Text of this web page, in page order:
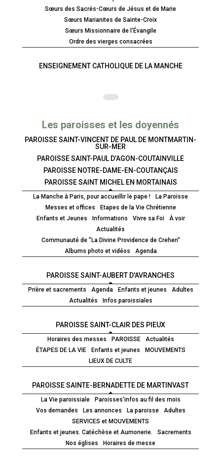
Sœurs des Sacrés-Cœurs de Jésus et de Marie
Sœurs Marianites de Sainte-Croix
Sœurs Missionnaire de l'Évangile
Ordre des vierges consacrées
ENSEIGNEMENT CATHOLIQUE DE LA MANCHE
Les paroisses et les doyennés
PAROISSE SAINT-VINCENT DE PAUL DE MONTMARTIN-
SUR-MER
PAROISSE SAINT-PAUL D’AGON-COUTAINVILLE
PAROISSE NOTRE-DAME-EN-COUTANÇAIS
PAROISSE SAINT MICHEL EN MORTAINAIS
La Manche à Paris, pour accueillir le pape !
La Paroisse
Messes et offices
Etapes de la Vie Chrétienne
Enfants et Jeunes
Informations Vivre sa Foi
À voir
Actualités
Communauté de "La Divine Providence de Crehen"
Albums photo et vidéos
Agenda
PAROISSE SAINT-AUBERT D'AVRANCHES
Prière et sacrements Agenda Enfants et jeunes
Adultes
Actualités
Infos paroissiales
PAROISSE SAINT-CLAIR DES PIEUX
Horaires des messes PAROISSE
Actualités
ÉTAPES DE LA VIE
Enfants et jeunes
MOUVEMENTS
LIEUX DE CULTE
PAROISSE SAINTE-BERNADETTE DE MARTINVAST
La Vie paroissiale
Paroisses'infos au fil des mois
Vos demandes
Les annonces La paroisse
Adultes
SERVICES et MOUVEMENTS
Enfants et jeunes. Catéchèse et Aumonerie.
Sacrements
Nos églises
Horaires de messe